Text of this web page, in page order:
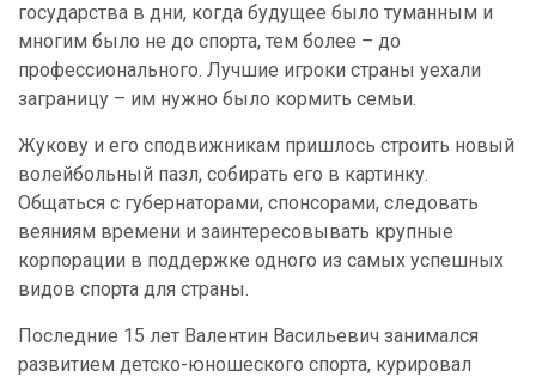
государства в дни, когда будущее было туманным и
многим было не до спорта, тем более – до
профессионального. Лучшие игроки страны уехали
заграницу – им нужно было кормить семьи.
Жукову и его сподвижникам пришлось строить новый
волейбольный пазл, собирать его в картинку.
Общаться с губернаторами, спонсорами, следовать
веяниям времени и заинтересовывать крупные
корпорации в поддержке одного из самых успешных
видов спорта для страны.
Последние 15 лет Валентин Васильевич занимался
развитием детско-юношеского спорта, курировал